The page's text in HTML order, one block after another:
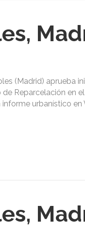
(Madrid) aprueba
Reparcelación en
informe urbanístico